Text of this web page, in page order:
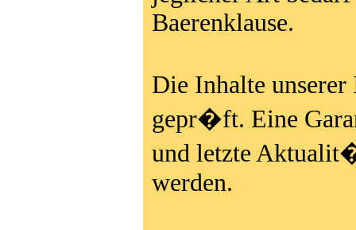
Baerenklause.
Die Inhalte
gepr�ft. Eine
und letzte
werden.